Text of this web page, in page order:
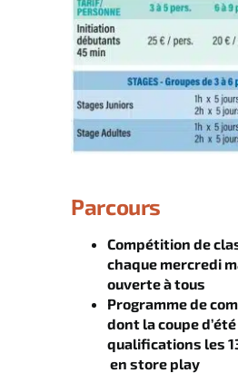
Parcours
Compétition de
chaque mercredi
ouverte à tous
Programme de
dont la coupe
qualifications les
en store play